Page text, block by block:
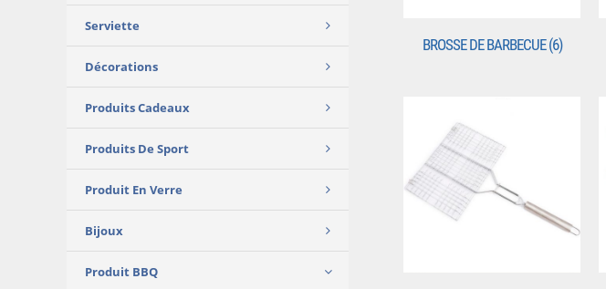
BROSSE DE BARBECUE(6)
Serviette
Décorations
Produits Cadeaux
Produits De Sport
Produit En Verre
Bijoux
Produit BBQ